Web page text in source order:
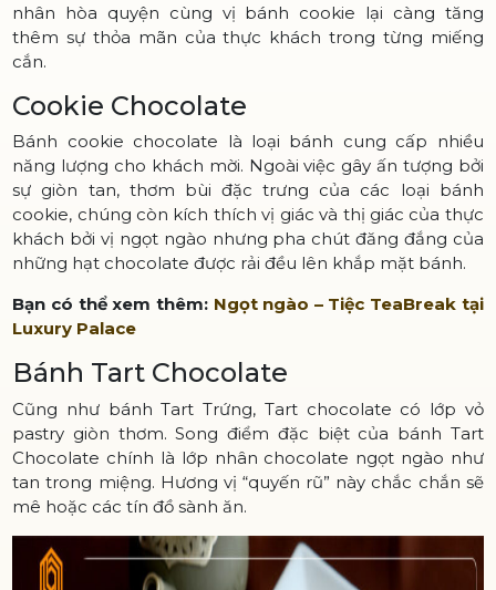
nhân hòa quyện cùng vị bánh cookie lại càng tăng
thêm sự thỏa mãn của thực khách trong từng miếng
cắn.
Cookie Chocolate
Bánh cookie chocolate là loại bánh cung cấp nhiều
năng lượng cho khách mời. Ngoài việc gây ấn tượng bởi
sự giòn tan, thơm bùi đặc trưng của các loại bánh
cookie, chúng còn kích thích vị giác và thị giác của thực
khách bởi vị ngọt ngào nhưng pha chút đăng đắng của
những hạt chocolate được rải đều lên khắp mặt bánh.
Bạn có thể xem thêm: Ngọt ngào – Tiệc TeaBreak tại
Luxury Palace
Bánh Tart Chocolate
Cũng như bánh Tart Trứng, Tart chocolate có lớp vỏ
pastry giòn thơm. Song điểm đặc biệt của bánh Tart
Chocolate chính là lớp nhân chocolate ngọt ngào như
tan trong miệng. Hương vị “quyến rũ” này chắc chắn sẽ
mê hoặc các tín đồ sành ăn.